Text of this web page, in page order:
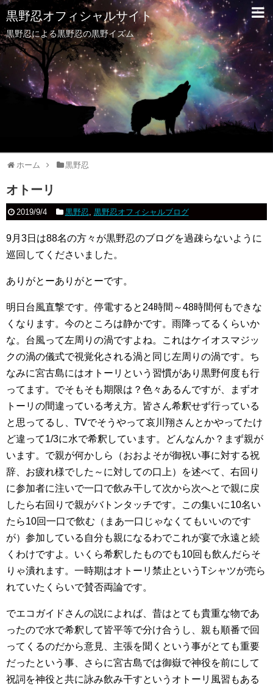
黒野忍オフィシャルサイト
黒野忍による黒野忍の黒野イズム
ホーム 黒野忍
オトーリ
2019/9/4 黒野忍, 黒野忍オフィシャルブログ
9月3日は88名の方々が黒野忍のブログを過疎らないように
巡回してくださいました。
ありがとーありがとーです。
明日台風直撃です。停電すると24時間～48時間何もできな
くなります。今のところは静かです。雨降ってるくらいか
な。台風って左周りの渦ですよね。これはケイオスマジッ
クの渦の儀式で視覚化される渦と同じ左周りの渦です。ち
なみに宮古島にはオトーリという習慣があり黒野何度も行
ってます。でそもそも期限は？色々あるんですが、まずオ
トーリの間違っている考え方。皆さん希釈せず行っている
と思ってるし、TVでそうやって哀川翔さんとかやってたけ
ど違って1/3に水で希釈しています。どんなんか？まず親が
います。で親が何かしら（おおよそが御祝い事に対する祝
辞、お疲れ様でした～に対しての口上）を述べて、右回り
に参加者に注いで一口で飲み干して次から次へとで親に戻
したら右回りで親がバトンタッチです。この集いに10名い
たら10回一口で飲む（まあ一口じゃなくてもいいのです
が）参加している自分も親になるわでこれが宴で永遠と続
くわけですよ。いくら希釈したものでも10回も飲んだらそ
りゃ潰れます。一時期はオトーリ禁止というTシャツが売ら
れていたくらいで賛否両論です。
でエコガイドさんの説によれば、昔はとても貴重な物であ
ったので水で希釈して皆平等で分け合うし、親も順番で回
ってくるのだから意見、主張を聞くという事がとても重要
だったという事、さらに宮古島では御嶽で神役を前にして
祝詞を神役と共に詠み飲み干すというオトーリ風習もある